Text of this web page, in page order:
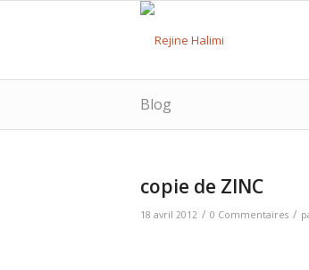
Blog
copie de ZINC
18 avril 2012 / 0 Commentaires /